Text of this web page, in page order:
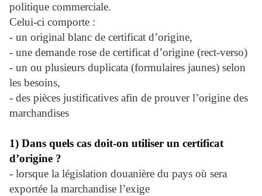
politique commerciale.
Celui-ci comporte :
- un original blanc de certificat d’origine,
- une demande rose de certificat d’origine (rect-verso)
- un ou plusieurs duplicata (formulaires jaunes) selon
les besoins,
- des pièces justificatives afin de prouver l’origine des
marchandises
1) Dans quels cas doit-on utiliser un certificat
d’origine ?
- lorsque la législation douanière du pays où sera
exportée la marchandise l’exige